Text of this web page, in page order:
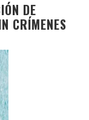
DE
CRÍMENES